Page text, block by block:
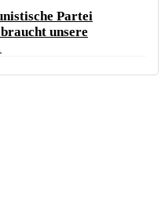
Partei
unsere